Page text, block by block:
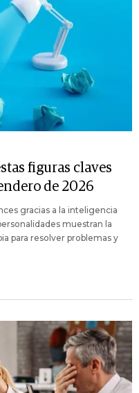
figuras claves
de 2026
gracias a la inteligencia
muestran la
para resolver problemas y